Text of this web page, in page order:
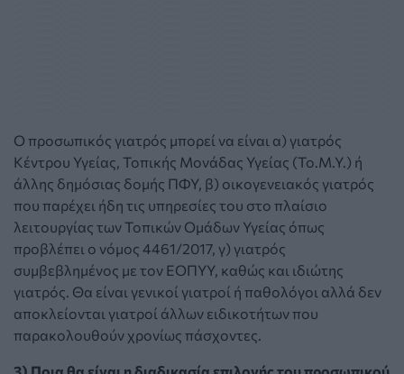
Ο προσωπικός γιατρός μπορεί να είναι α) γιατρός
Κέντρου Υγείας, Τοπικής Μονάδας Υγείας (Το.Μ.Υ.) ή
άλλης δημόσιας δομής ΠΦΥ, β) οικογενειακός γιατρός
που παρέχει ήδη τις υπηρεσίες του στο πλαίσιο
λειτουργίας των Τοπικών Ομάδων Υγείας όπως
προβλέπει ο νόμος 4461/2017, γ) γιατρός
συμβεβλημένος με τον ΕΟΠΥΥ, καθώς και ιδιώτης
γιατρός. Θα είναι γενικοί γιατροί ή παθολόγοι αλλά δεν
αποκλείονται γιατροί άλλων ειδικοτήτων που
παρακολουθούν χρονίως πάσχοντες.
3) Ποια θα είναι η διαδικασία επιλογής του προσωπικού